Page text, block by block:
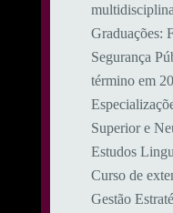
​Graduações:
Segurança
término em
Superior e
Estudos
Curso de
​Gestão